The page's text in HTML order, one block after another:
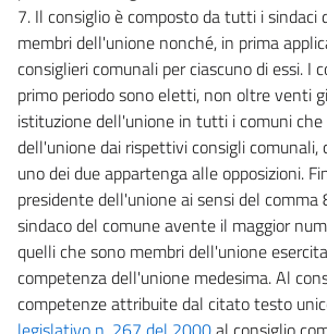
7. Il consiglio è composto da tutti i sindaci
membri dell'unione nonché, in prima
consiglieri comunali per ciascuno di essi. I
primo periodo sono eletti, non oltre venti
istituzione dell'unione in tutti i comuni
dell'unione dai rispettivi consigli comunali,
uno dei due appartenga alle opposizioni.
presidente dell'unione ai sensi del comma
sindaco del comune avente il maggior
quelli che sono membri dell'unione
competenza dell'unione medesima. Al
competenze attribuite dal citato testo